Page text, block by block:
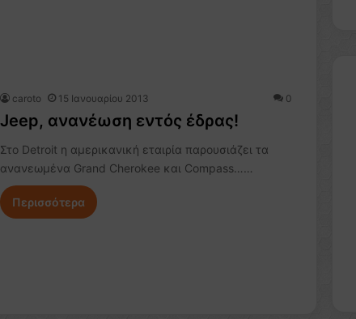
caroto 15 Ιανουαρίου 2013 0
Jeep, ανανέωση εντός έδρας!
Στο Detroit η αμερικανική εταιρία παρουσιάζει τα
ανανεωμένα Grand Cherokee και Compass……
Περισσότερα